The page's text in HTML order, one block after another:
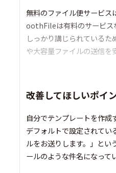
無料のファイル便サービス
oothFileは有料のサービス
しっかり講じられているた
や大容量ファイルの送信を
改善してほしいポイ
自分でテンプレートを作成
デフォルトで設定されてい
ルをお送りします。」とい
ールのような件名になって